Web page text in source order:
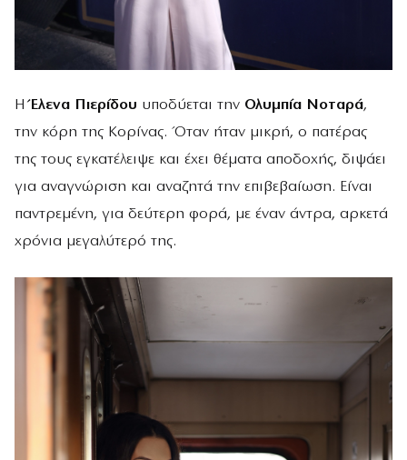
ΗΈλενα Πιερίδου υποδύεται την Ολυμπία Νοταρά,
την κόρη της Κορίνας. Όταν ήταν μικρή, ο πατέρας
της τους εγκατέλειψε και έχει θέματα αποδοχής, διψάει
για αναγνώριση και αναζητά την επιβεβαίωση. Είναι
παντρεμένη, για δεύτερη φορά, με έναν άντρα, αρκετά
χρόνια μεγαλύτερό της.